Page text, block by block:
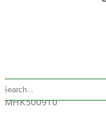
Ana Sayfa
MHK500910